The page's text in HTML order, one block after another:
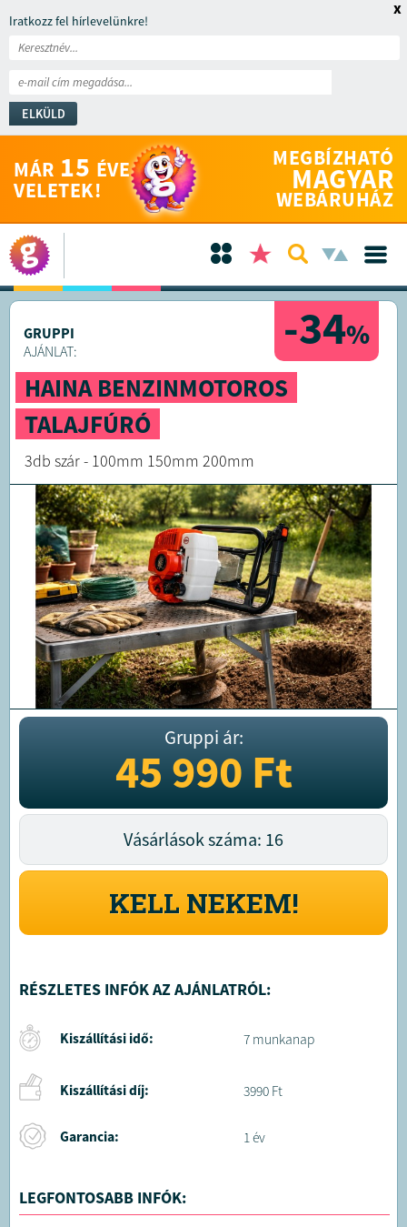
Iratkozz fel hírlevelünkre!
ELKÜLD
x
MÁR 15 ÉVE
VELETEK!
MEGBÍZHATÓ
MAGYAR
WEBÁRUHÁZ
-34%
GRUPPI
AJÁNLAT:
HAINA BENZINMOTOROS
TALAJFÚRÓ
3db szár - 100mm 150mm 200mm
Gruppi ár:
45 990Ft
Vásárlások száma: 16
KELL NEKEM!
RÉSZLETES INFÓK AZ AJÁNLATRÓL:
Kiszállítási idő: 7 munkanap
Kiszállítási díj: 3990 Ft
Garancia: 1 év
LEGFONTOSABB INFÓK: